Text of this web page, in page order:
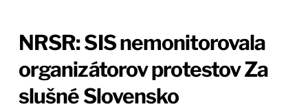
NRSR: SIS nemonitorovala
organizátorov protestov Za
slušné Slovensko